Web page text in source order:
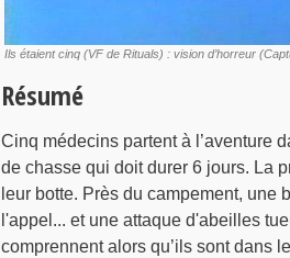
Ils étaient cinq (VF de Rituals) : vision d’horreur
Résumé
Cinq médecins partent à l’aventure
de chasse qui doit durer 6 jours. La
leur botte. Près du campement,
l'appel... et une attaque d'abeilles
comprennent alors qu’ils sont dans